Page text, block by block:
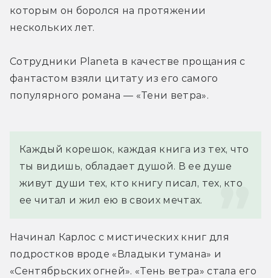
которым он боролся на протяжении
нескольких лет.
Сотрудники Planeta в качестве прощания с
фантастом взяли цитату из его самого
популярного романа — «Тени ветра».
Каждый корешок, каждая книга из тех, что
ты видишь, обладает душой. В ее душе
живут души тех, кто книгу писал, тех, кто
ее читал и жил ею в своих мечтах.
Начинал Карлос с мистических книг для
подростков вроде «Владыки тумана» и
«Сентябрьских огней». «Тень ветра» стала его